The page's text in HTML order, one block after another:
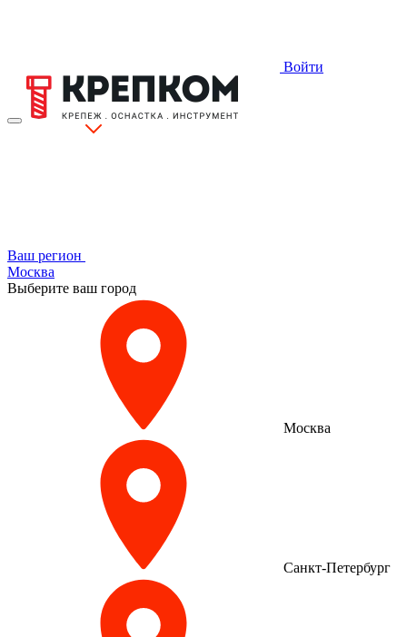
Войти
Ваш регион
Москва
Выберите ваш город
Москва
Санкт-Петербург